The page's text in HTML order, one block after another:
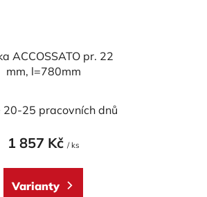
ACCOSSATO pr. 22
mm, l=780mm
20-25 pracovních dnů
1 857 Kč / ks
Varianty